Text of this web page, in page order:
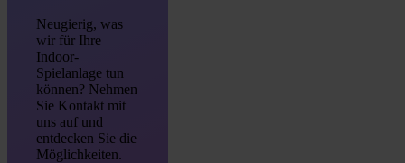
Neugierig, was
wir für Ihre
Indoor-
Spielanlage tun
können? Nehmen
Sie Kontakt mit
uns auf und
entdecken Sie die
Möglichkeiten.